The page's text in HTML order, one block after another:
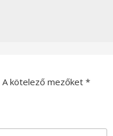
A kötelező mezőket *